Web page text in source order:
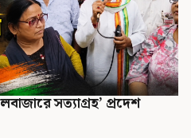
সত্যাগ্রহ’ প্রদেশ